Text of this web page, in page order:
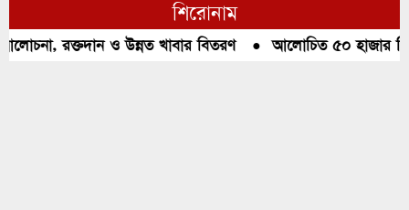
শিরোনাম
রক্তদান ও উন্নত খাবার বিতরণ●আলোচিত ৫০ হাজার পিস